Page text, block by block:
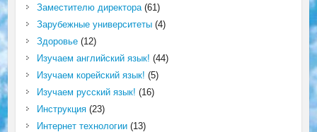
Заместителю директора(61)
Зарубежные университеты(4)
Здоровье(12)
Изучаем английский язык! (44)
Изучаем корейский язык! (5)
Изучаем русский язык! (16)
Инструкция(23)
Интернет технологии(13)